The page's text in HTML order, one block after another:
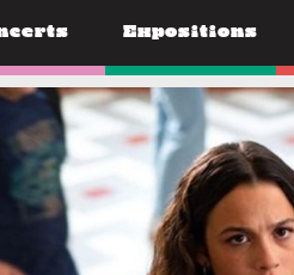
Expositions